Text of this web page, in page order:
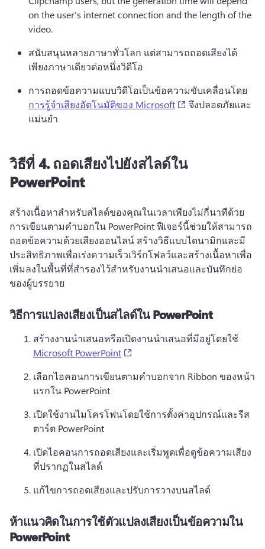
on the user's internet connection and the length of the
video.
สนับสนุนหลายภาษาทั่วโลก แต่สามารถถอดเสียงได้
เพียงภาษาเดียวต่อหนึ่งวิดีโอ
การถอดข้อความแบบวิดีโอเป็นข้อความขับเคลื่อนโดย
การรู้จําเสียงอัตโนมัติของ Microsoft
(opens in a new
จึงปลอดภัยและ
แม่นยํา
วิธีที่ 4.ถอดเสียงไปยังสไลด์ใน
PowerPoint
สร้างเนื้อหาสําหรับสไลด์ของคุณในเวลาเพียงไม่กี่นาทีด้วย
การเขียนตามคําบอกใน PowerPoint ฟีเจอร์นี้ช่วยให้สามารถ
ถอดข้อความด้วยเสียงออนไลน์ สร้างวิธีแบบไดนามิกและมี
ประสิทธิภาพเพื่อเร่งความเร็วเวิร์กโฟลว์และสร้างเนื้อหาเพื่อ
เพิ่มลงในพื้นที่ที่สํารองไว้สําหรับงานนําเสนอและบันทึกย่อ
ของผู้บรรยาย
วิธีการแปลงเสียงเป็นสไลด์ใน PowerPoint
สร้างงานนําเสนอหรือเปิดงานนําเสนอที่มีอยู่โดยใช้
Microsoft PowerPoint
เลือกไอคอนการเขียนตามคำบอกจาก Ribbon ของหน้า
แรกใน PowerPoint
เปิดใช้งานไมโครโฟนโดยใช้การตั้งค่าอุปกรณ์และรีส
ตาร์ต PowerPoint
เปิดไอคอนการถอดเสียงและเริ่มพูดเพื่อดูข้อความเสียง
ที่ปรากฏในสไลด์
แก้ไขการถอดเสียงและปรับการวางบนสไลด์
ห้าแนวคิดในการใช้ตัวแปลงเสียงเป็นข้อความใน
PowerPoint